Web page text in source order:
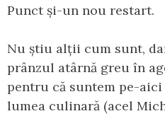
Punct și-un nou restart.
Nu știu alții cum sunt,
prânzul atârnă greu în
pentru că suntem pe-aici
lumea culinară (acel